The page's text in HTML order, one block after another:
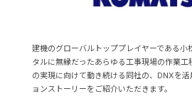
建機のグローバルトッププレイヤーである小
タルに無縁だったあらゆる工事現場の作業
の実現に向けて動き続ける同社の、DNXを
ョンストーリーをご紹介いただきます。